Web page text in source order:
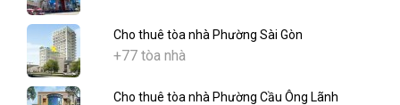
Cho thuê tòa nhà Phường Sài Gòn
+77 tòa nhà
Cho thuê tòa nhà Phường Cầu Ông Lãnh